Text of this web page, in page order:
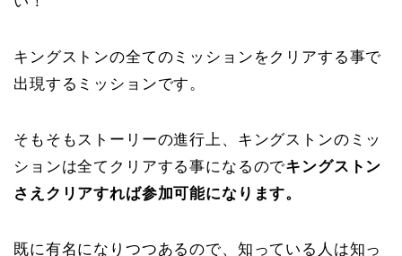
キングストンの全てのミッションをクリアする事で
出現するミッションです。
そもそもストーリーの進行上、キングストンのミッ
ションは全てクリアする事になるのでキングストン
さえクリアすれば参加可能になります。
既に有名になりつつあるので、知っている人は知っ